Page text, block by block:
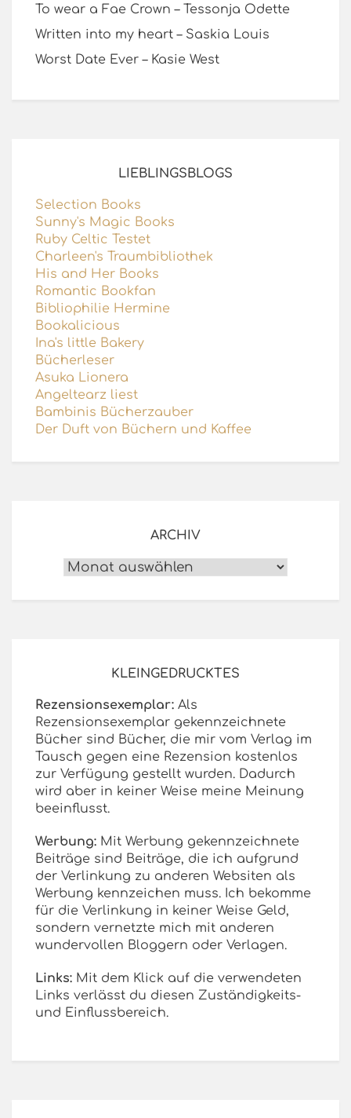
To wear a Fae Crown – Tessonja Odette
Written into my heart – Saskia Louis
Worst Date Ever – Kasie West
LIEBLINGSBLOGS
Selection Books
Sunny's Magic Books
Ruby Celtic Testet
Charleen's Traumbibliothek
His and Her Books
Romantic Bookfan
Bibliophilie Hermine
Bookalicious
Ina's little Bakery
Bücherleser
Asuka Lionera
Angeltearz liest
Bambinis Bücherzauber
Der Duft von Büchern und Kaffee
ARCHIV
Archiv
KLEINGEDRUCKTES
Rezensionsexemplar: Als
Rezensionsexemplar gekennzeichnete
Bücher sind Bücher, die mir vom Verlag im
Tausch gegen eine Rezension kostenlos
zur Verfügung gestellt wurden. Dadurch
wird aber in keiner Weise meine Meinung
beeinflusst.
Werbung: Mit Werbung gekennzeichnete
Beiträge sind Beiträge, die ich aufgrund
der Verlinkung zu anderen Websiten als
Werbung kennzeichen muss. Ich bekomme
für die Verlinkung in keiner Weise Geld,
sondern vernetzte mich mit anderen
wundervollen Bloggern oder Verlagen.
Links: Mit dem Klick auf die verwendeten
Links verlässt du diesen Zuständigkeits-
und Einflussbereich.